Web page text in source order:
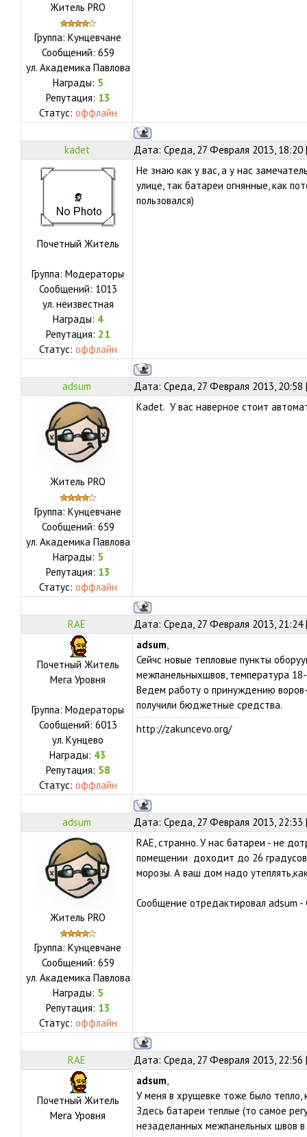
Житель PRO
Группа: Кунцевчане
Сообщений: 659
ул. Академика Павлова
Награды: 5
Репутация: 13
Статус: оффлайн
kadet Дата: Среда, 27 Февраля 2013,
Почетный Житель
Группа: Модераторы
Сообщений: 1013
ул. неизвестная
Награды: 4
Репутация: 21
Статус: оффлайн
Не знаю как у вас, а у нас
улице, так батареи огнянные, как
пользовался)
adsum Дата: Среда, 27 Февраля 2013,
Житель PRO
Группа: Кунцевчане
Сообщений: 659
ул. Академика Павлова
Награды: 5
Репутация: 13
Статус: оффлайн
Kadet. У вас наверное стоит
RAE Дата: Среда, 27 Февраля 2013,
Почетный Житель
Мега Уровня
Группа: Модераторы
Сообщений: 6013
ул. Кунцево
Награды: 43
Репутация: 58
Статус: оффлайн
adsum,
Сейчс новые тепловые пункты
межпанельныхшвов, температура
Ведем работу о принуждению
получили бюджетные средства.
http://zakuncevo.org/
adsum Дата: Среда, 27 Февраля 2013,
Житель PRO
Группа: Кунцевчане
Сообщений: 659
ул. Академика Павлова
Награды: 5
Репутация: 13
Статус: оффлайн
RAE, странно. У нас батареи - не
помещении доходит до 26
морозы. А ваш дом надо
Сообщение отредактировал adsum -
RAE Дата: Среда, 27 Февраля 2013,
Почетный Житель
Мега Уровня
adsum,
У меня в хрущевке тоже было тепло,
Здесь батареи теплые (то самое
незаделанных межпанельных швов